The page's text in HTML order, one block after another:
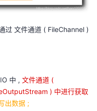
过 文件通道 ( FileChannel )
中 , 文件通道 (
) 中进行获取
出数据 ;